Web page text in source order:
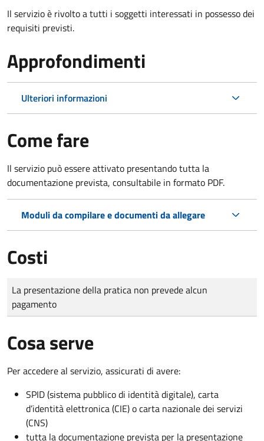
Il servizio è rivolto a tutti i soggetti interessati in possesso dei
requisiti previsti.
Approfondimenti
Ulteriori informazioni
Come fare
Il servizio può essere attivato presentando tutta la
documentazione prevista, consultabile in formato PDF.
Moduli da compilare e documenti da allegare
Costi
Tipo di pagamento
Importo
La presentazione della pratica non prevede alcun
pagamento
Cosa serve
Per accedere al servizio, assicurati di avere:
SPID (sistema pubblico di identità digitale), carta
d’identità elettronica (CIE) o carta nazionale dei servizi
(CNS)
tutta la documentazione prevista per la presentazione